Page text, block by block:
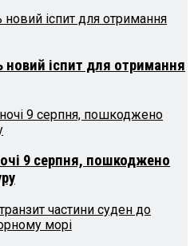
новий іспит для отримання
9 серпня, пошкоджено